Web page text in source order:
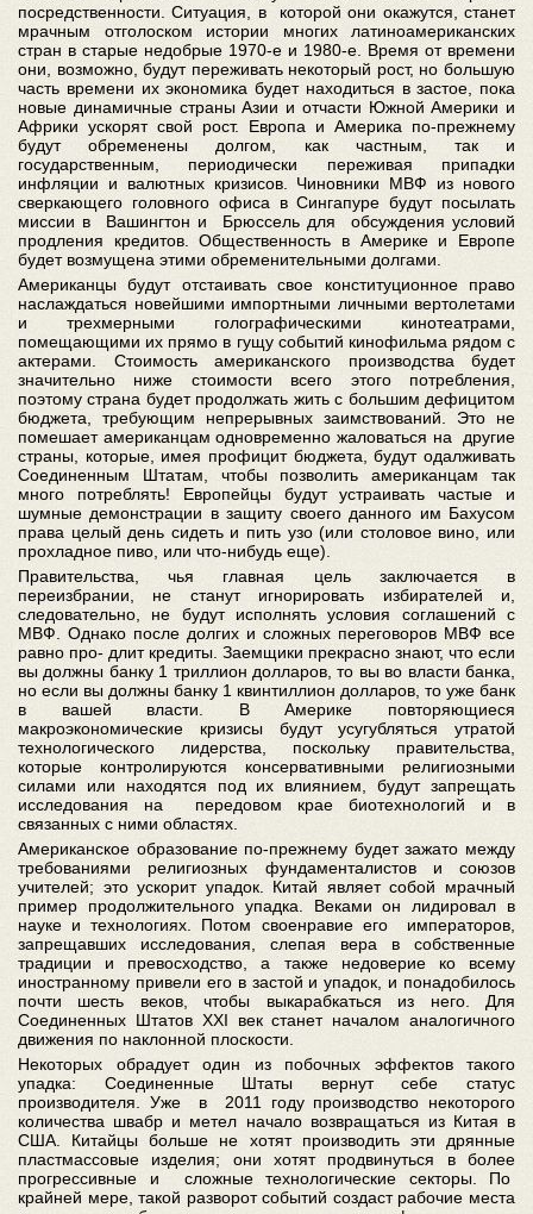
посредственности. Ситуация, в которой они окажутся, станет
мрачным отголоском истории многих латиноамериканских
стран в старые недобрые 1970-е и 1980-е. Время от времени
они, возможно, будут переживать некоторый рост, но большую
часть времени их экономика будет находиться в застое, пока
новые динамичные страны Азии и отчасти Южной Америки и
Африки ускорят свой рост. Европа и Америка по-прежнему
будут обременены долгом, как частным, так и
государственным, периодически переживая припадки
инфляции и валютных кризисов. Чиновники МВФ из нового
сверкающего головного офиса в Сингапуре будут посылать
миссии в Вашингтон и Брюссель для обсуждения условий
продления кредитов. Общественность в Америке и Европе
будет возмущена этими обременительными долгами.
Американцы будут отстаивать свое конституционное право
наслаждаться новейшими импортными личными вертолетами
и трехмерными голографическими кинотеатрами,
помещающими их прямо в гущу событий кинофильма рядом с
актерами. Стоимость американского производства будет
значительно ниже стоимости всего этого потребления,
поэтому страна будет продолжать жить с большим дефицитом
бюджета, требующим непрерывных заимствований. Это не
помешает американцам одновременно жаловаться на другие
страны, которые, имея профицит бюджета, будут одалживать
Соединенным Штатам, чтобы позволить американцам так
много потреблять! Европейцы будут устраивать частые и
шумные демонстрации в защиту своего данного им Бахусом
права целый день сидеть и пить узо (или столовое вино, или
прохладное пиво, или что-нибудь еще).
Правительства, чья главная цель заключается в
переизбрании, не станут игнорировать избирателей и,
следовательно, не будут исполнять условия соглашений с
МВФ. Однако после долгих и сложных переговоров МВФ все
равно про- длит кредиты. Заемщики прекрасно знают, что если
вы должны банку 1 триллион долларов, то вы во власти банка,
но если вы должны банку 1 квинтиллион долларов, то уже банк
в вашей власти. В Америке повторяющиеся
макроэкономические кризисы будут усугубляться утратой
технологического лидерства, поскольку правительства,
которые контролируются консервативными религиозными
силами или находятся под их влиянием, будут запрещать
исследования на передовом крае биотехнологий и в
связанных с ними областях.
Американское образование по-прежнему будет зажато между
требованиями религиозных фундаменталистов и союзов
учителей; это ускорит упадок. Китай являет собой мрачный
пример продолжительного упадка. Веками он лидировал в
науке и технологиях. Потом своенравие его императоров,
запрещавших исследования, слепая вера в собственные
традиции и превосходство, а также недоверие ко всему
иностранному привели его в застой и упадок, и понадобилось
почти шесть веков, чтобы выкарабкаться из него. Для
Соединенных Штатов XXI век станет началом аналогичного
движения по наклонной плоскости.
Некоторых обрадует один из побочных эффектов такого
упадка: Соединенные Штаты вернут себе статус
производителя. Уже в 2011 году производство некоторого
количества швабр и метел начало возвращаться из Китая в
США. Китайцы больше не хотят производить эти дрянные
пластмассовые изделия; они хотят продвинуться в более
прогрессивные и сложные технологические секторы. По
крайней мере, такой разворот событий создаст рабочие места